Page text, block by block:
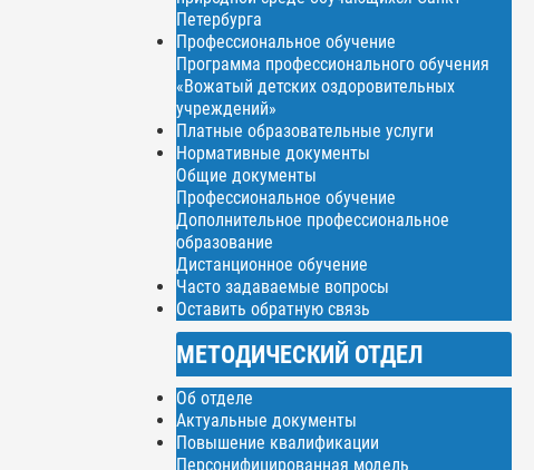
Петербурга
Профессиональное обучение
Программа профессионального обучения
«Вожатый детских оздоровительных
учреждений»
Платные образовательные услуги
Нормативные документы
Общие документы
Профессиональное обучение
Дополнительное профессиональное
образование
Дистанционное обучение
Часто задаваемые вопросы
Оставить обратную связь
МЕТОДИЧЕСКИЙ ОТДЕЛ
Об отделе
Актуальные документы
Повышение квалификации
Персонифицированная модель